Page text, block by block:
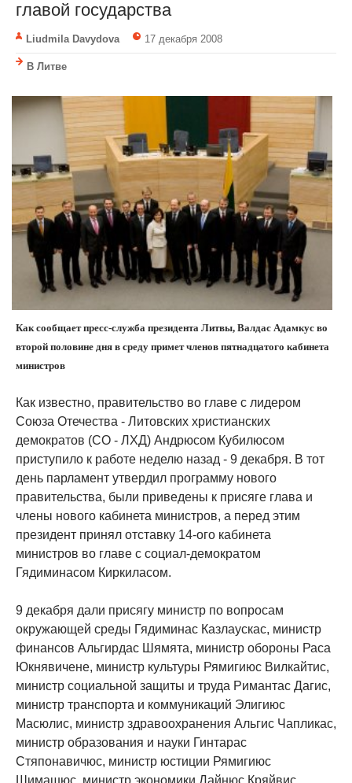
главой государства
Liudmila Davydova 17 декабря 2008
В Литве
Как сообщает пресс-служба президента Литвы, Валдас Адамкус во
второй половине дня в среду примет членов пятнадцатого кабинета
министров
Как известно, правительство во главе с лидером
Союза Отечества - Литовских христианских
демократов (СО - ЛХД) Андрюсом Кубилюсом
приступило к работе неделю назад - 9 декабря. В тот
день парламент утвердил программу нового
правительства, были приведены к присяге глава и
члены нового кабинета министров, а перед этим
президент принял отставку 14-ого кабинета
министров во главе с социал-демократом
Гядиминасом Киркиласом.
9 декабря дали присягу министр по вопросам
окружающей среды Гядиминас Казлаускас, министр
финансов Альгирдас Шямята, министр обороны Раса
Юкнявичене, министр культуры Рямигиюс Вилкайтис,
министр социальной защиты и труда Римантас Дагис,
министр транспорта и коммуникаций Элигиюс
Масюлис, министр здравоохранения Альгис Чапликас,
министр образования и науки Гинтарас
Стяпонавичюс, министр юстиции Рямигиюс
Шимашюс, министр экономики Дайнюс Кряйвис,